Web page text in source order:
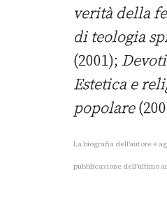
verità della
di teologia
(2001);
Estetica e
popolare
La biografia dell’autore è
pubblicazione dell’ultimo